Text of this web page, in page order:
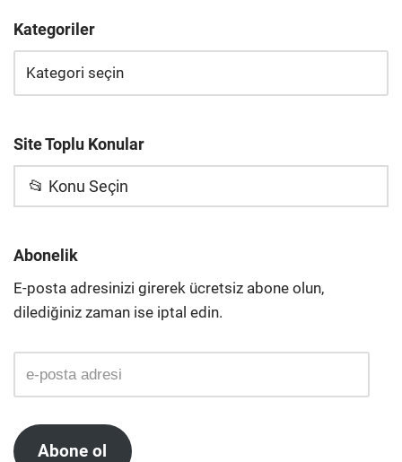
Kategoriler
Site Toplu Konular
📂 Konu Seçin
Abonelik
E-posta adresinizi girerek ücretsiz abone olun,
dilediğiniz zaman ise iptal edin.
Abone ol